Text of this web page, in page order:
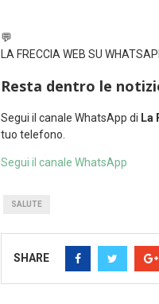
💬
LA FRECCIA WEB SU
Resta dentro le
Segui il canale WhatsApp di La
tuo telefono.
Segui il canale WhatsApp
SALUTE
SHARE